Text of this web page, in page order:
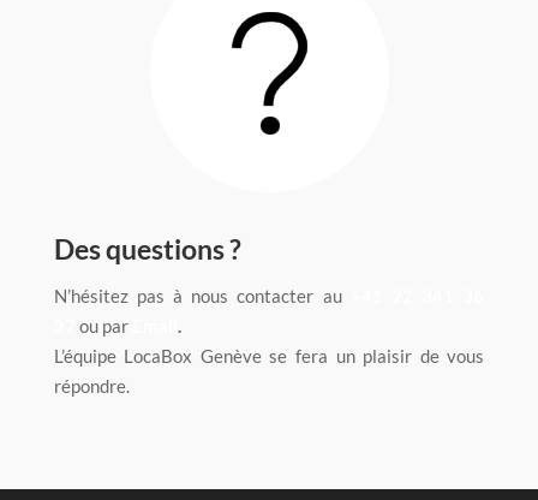
Des questions ?
N’hésitez pas à nous contacter au
ou par
.
L’équipe LocaBox Genève se fera un plaisir de vous
répondre.